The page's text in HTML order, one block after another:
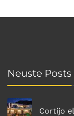
Neuste Posts
Cortijo